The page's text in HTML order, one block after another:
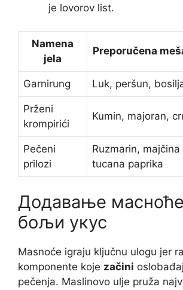
je lovorov list.
Namena
jela
Preporučena
Garnirung Luk, peršun,
Prženi
krompirići
Kumin, majoran,
Pečeni
prilozi
Ruzmarin,
tucana paprika
Додавање
бољи укус
Masnoće igraju ključnu ulogu jer
komponente koje začini
pečenja. Maslinovo ulje pruža